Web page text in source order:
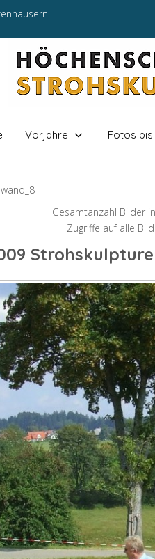
Vorjahre Fotos bis
Gesamtanzahl Bilder
Zugriffe auf alle